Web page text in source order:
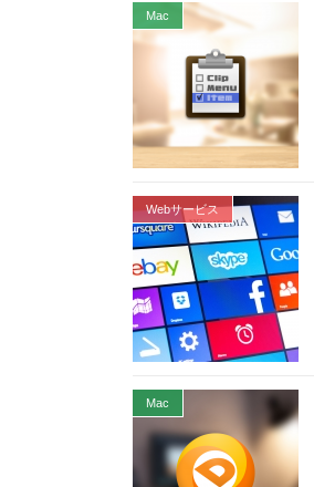
Mac
Webサービス
Mac